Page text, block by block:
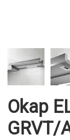
Okap
GRVT/